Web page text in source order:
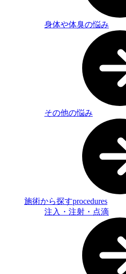
身体や体臭の悩み
その他の悩み
施術から探すprocedures
注入・注射・点滴